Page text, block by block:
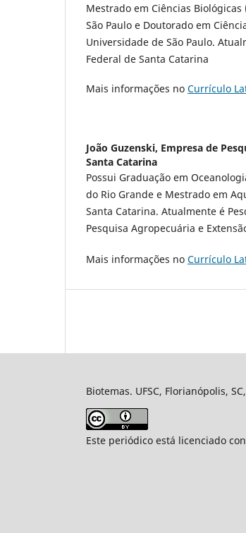
Mestrado em Ciências
São Paulo e Doutorado em
Universidade de São Paulo.
Federal de Santa Catarina
Mais informações no Currículo
João Guzenski, Empresa de
Santa Catarina
Possui Graduação em
do Rio Grande e Mestrado em
Santa Catarina. Atualmente é
Pesquisa Agropecuária e
Mais informações no Currículo
Biotemas. UFSC, Florianópolis,
Este periódico está licenciado